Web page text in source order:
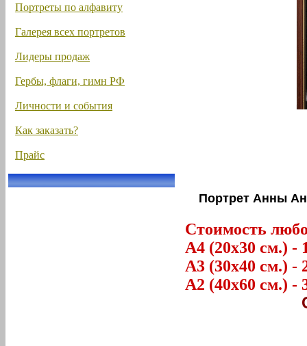
Портреты по алфавиту
Галерея всех портретов
Лидеры продаж
Гербы, флаги, гимн РФ
Личности и события
Как заказать?
Прайс
Портрет Анны
Стоимость
А4 (20х30 см.) -
А3 (30х40 см.) -
А2 (40х60 см.) -